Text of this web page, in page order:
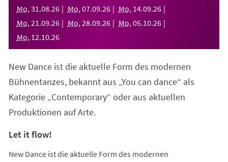
Mo, 31 .08.26 Mo, 07.09.26 Mo, 14.09.26
Mo, 21 .09.26 Mo, 28.09.26 Mo, 05.10.26
Mo, 12.10.26
New Dance ist die aktuelle Form des modernen
Bühnentanzes, bekannt aus „You can dance“ als
Kategorie „Contemporary“ oder aus aktuellen
Produktionen auf Arte.
Let it flow!
New Dance ist die aktuelle Form des modernen